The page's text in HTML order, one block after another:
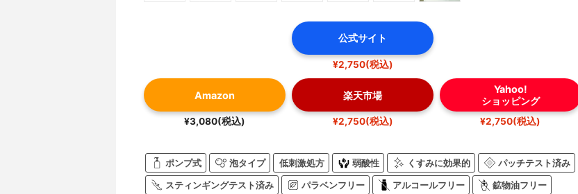
公式サイト
¥2,750(税込)
Amazon
¥3,080(税込)
楽天市場
¥2,750(税込)
Yahoo!
ショッピング
¥2,750(税込)
ポンプ式 泡タイプ 低刺激処方 弱酸性 くすみに効果的 パッチテスト済み
スティンギングテスト済み パラベンフリー アルコールフリー 鉱物油フリー